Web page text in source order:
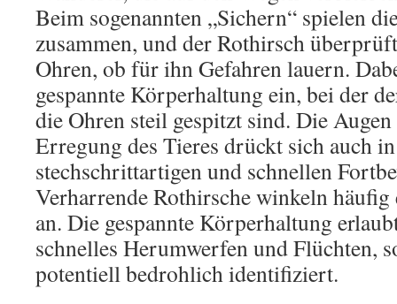
Beim sogenannten „Sichern“ spielen
zusammen, und der Rothirsch
Ohren, ob für ihn Gefahren lauern.
gespannte Körperhaltung ein, bei der
die Ohren steil gespitzt sind. Die
Erregung des Tieres drückt sich auch
stechschrittartigen und schnellen
Verharrende Rothirsche winkeln
an. Die gespannte Körperhaltung
schnelles Herumwerfen und Flüchten,
potentiell bedrohlich identifiziert.